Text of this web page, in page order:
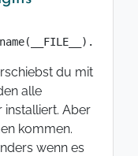
du mit
alle
installiert. Aber
kommen.
wenn es